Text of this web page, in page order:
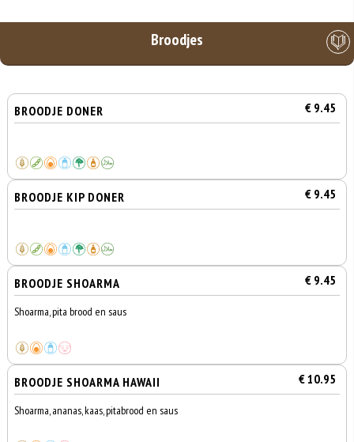
Broodjes
BROODJE DONER € 9.45
BROODJE KIP DONER € 9.45
BROODJE SHOARMA € 9.45
Shoarma, pita brood en saus
BROODJE SHOARMA HAWAII € 10.95
Shoarma, ananas, kaas, pitabrood en saus